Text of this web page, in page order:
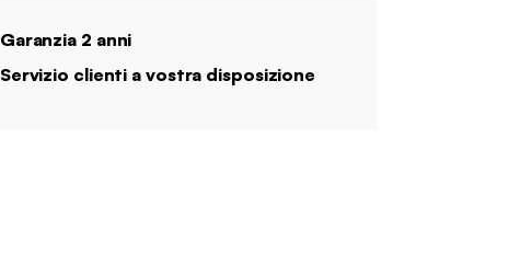
Garanzia 2 anni
Servizio clienti a vostra disposizione